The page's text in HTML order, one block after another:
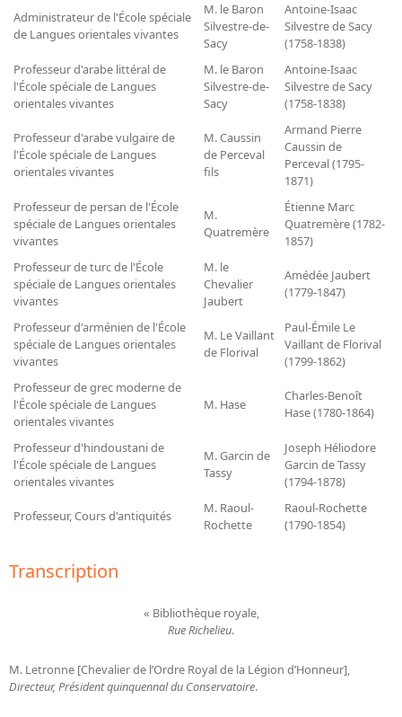
Administrateur de l'École spéciale
de Langues orientales vivantes
M. le Baron
Silvestre-de-
Sacy
Antoine-Isaac
Silvestre de Sacy
(1758-1838)
Professeur d'arabe littéral de
l'École spéciale de Langues
orientales vivantes
M. le Baron
Silvestre-de-
Sacy
Antoine-Isaac
Silvestre de Sacy
(1758-1838)
Professeur d'arabe vulgaire de
l'École spéciale de Langues
orientales vivantes
M. Caussin
de Perceval
fils
Armand Pierre
Caussin de
Perceval (1795-
1871)
Professeur de persan de l'École
spéciale de Langues orientales
vivantes
M.
Quatremère
Étienne Marc
Quatremère (1782-
1857)
Professeur de turc de l'École
spéciale de Langues orientales
vivantes
M. le
Chevalier
Jaubert
Amédée Jaubert
(1779-1847)
Professeur d'arménien de l'École
spéciale de Langues orientales
vivantes
M. Le Vaillant
de Florival
Paul-Émile Le
Vaillant de Florival
(1799-1862)
Professeur de grec moderne de
l'École spéciale de Langues
orientales vivantes
M. Hase
Charles-Benoît
Hase (1780-1864)
Professeur d'hindoustani de
l'École spéciale de Langues
orientales vivantes
M. Garcin de
Tassy
Joseph Héliodore
Garcin de Tassy
(1794-1878)
Professeur, Cours d'antiquités
M. Raoul-
Rochette
Raoul-Rochette
(1790-1854)
Transcription
« Bibliothèque royale,
Rue Richelieu.
M. Letronne [Chevalier de l’Ordre Royal de la Légion d’Honneur],
Directeur, Président quinquennal du Conservatoire.